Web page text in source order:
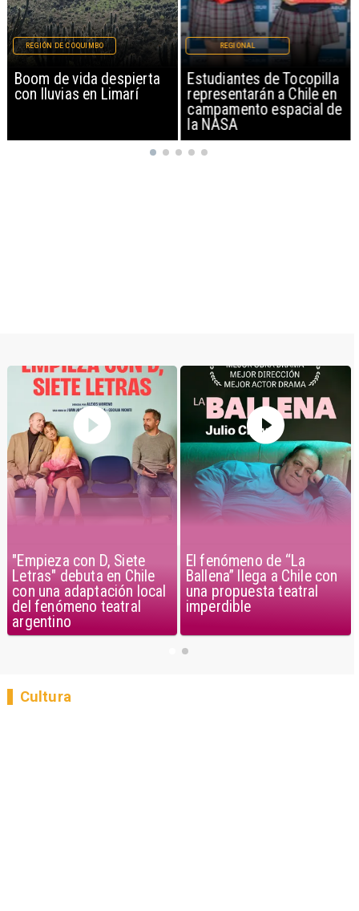
Boom de vida despierta
con lluvias en Limarí
REGIÓN DE COQUIMBO
Estudiantes de Tocopilla
representarán a Chile en
campamento espacial de
la NASA
REGIONAL
"Empieza con D, Siete
Letras" debuta en Chile
con una adaptación local
del fenómeno teatral
argentino
El fenómeno de “La
Ballena” llega a Chile con
una propuesta teatral
imperdible
Cultura